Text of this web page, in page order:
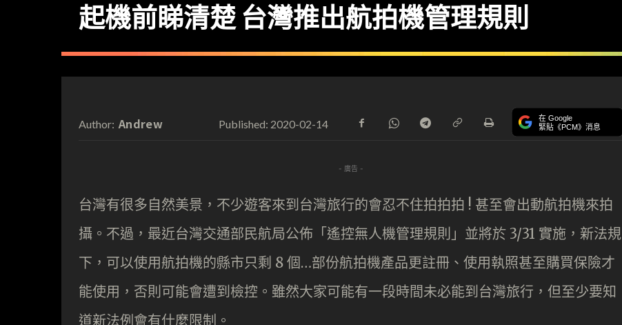
起機前睇清楚 台灣推出航拍機管理規則
Author: Andrew Published: 2020-02-14 在 Google
緊貼《PCM》消息
- 廣告 -
台灣有很多自然美景，不少遊客來到台灣旅行的會忍不住拍拍拍 ! 甚至會出動航拍機來拍
攝。不過，最近台灣交通部民航局公佈「遙控無人機管理規則」並將於 3/31 實施，新法規
下，可以使用航拍機的縣市只剩 8 個…部份航拍機產品更註冊、使用執照甚至購買保險才
能使用，否則可能會遭到檢控。雖然大家可能有一段時間未必能到台灣旅行，但至少要知
道新法例會有什麼限制。